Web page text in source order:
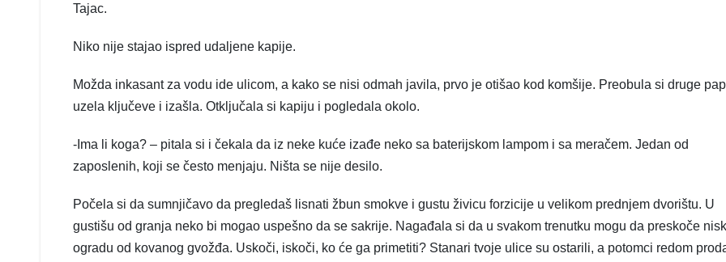
Tajac.
Niko nije stajao ispred udaljene kapije.
Možda inkasant za vodu ide ulicom, a kako se nisi odmah javila, prvo je otišao kod komšije. Preobula si druge
uzela ključeve i izašla. Otključala si kapiju i pogledala okolo.
-Ima li koga? – pitala si i čekala da iz neke kuće izađe neko sa baterijskom lampom i sa meračem. Jedan od
zaposlenih, koji se često menjaju. Ništa se nije desilo.
Počela si da sumnjičavo da pregledaš lisnati žbun smokve i gustu živicu forzicije u velikom prednjem dvorištu. U
gustišu od granja neko bi mogao uspešno da se sakrije. Nagađala si da u svakom trenutku mogu da preskoče
ogradu od kovanog gvožđa. Uskoči, iskoči, ko će ga primetiti? Stanari tvoje ulice su ostarili, a potomci redom